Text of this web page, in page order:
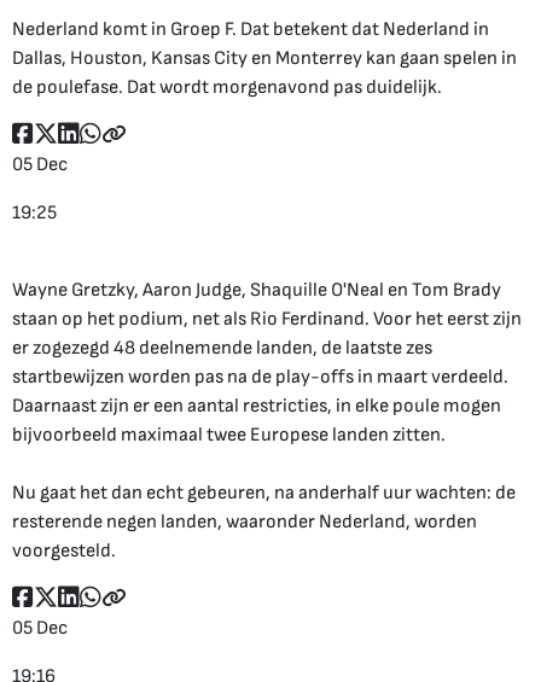
Nederland komt in Groep F. Dat betekent dat Nederland in
Dallas, Houston, Kansas City en Monterrey kan gaan spelen in
de poulefase. Dat wordt morgenavond pas duidelijk.
05 Dec
19:25
Wayne Gretzky, Aaron Judge, Shaquille O'Neal en Tom Brady
staan op het podium, net als Rio Ferdinand. Voor het eerst zijn
er zogezegd 48 deelnemende landen, de laatste zes
startbewijzen worden pas na de play-offs in maart verdeeld.
Daarnaast zijn er een aantal restricties, in elke poule mogen
bijvoorbeeld maximaal twee Europese landen zitten.
Nu gaat het dan echt gebeuren, na anderhalf uur wachten: de
resterende negen landen, waaronder Nederland, worden
voorgesteld.
05 Dec
19:16